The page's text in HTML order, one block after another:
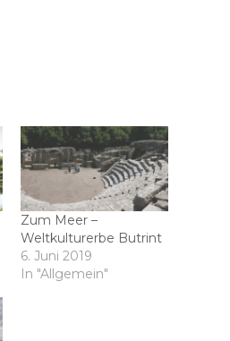
Zum Meer –
Weltkulturerbe Butrint
6. Juni 2019
In "Allgemein"